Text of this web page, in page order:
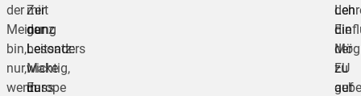
der
Meinung
bin,
nur,
wenn
Zeit
der
Leitsatz:
Make
Europe
mir
ganz
besonders
wichtig,
dass
die
zu
den
der
EU
auf